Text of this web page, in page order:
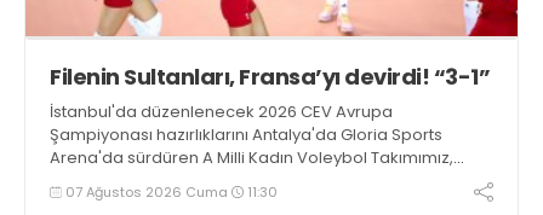
Filenin Sultanları, Fransa’yı devirdi! “3-1”
İstanbul'da düzenlenecek 2026 CEV Avrupa
Şampiyonası hazırlıklarını Antalya'da Gloria Sports
Arena'da sürdüren A Milli Kadın Voleybol Takımımız,
Fransa ile oynadığı hazırlık maçından 3-1 galip ayrıldı.
07 Ağustos 2026 Cuma 11:30